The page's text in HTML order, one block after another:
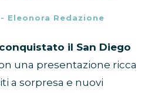
- Eleonora Redazione
il San Diego
una presentazione ricca
a sorpresa e nuovi